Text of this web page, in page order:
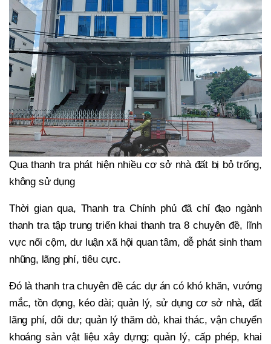
Qua thanh tra phát hiện nhiều cơ sở nhà đất bị bỏ trống,
không sử dụng
Thời gian qua, Thanh tra Chính phủ đã chỉ đạo ngành
thanh tra tập trung triển khai thanh tra 8 chuyên đề, lĩnh
vực nổi cộm, dư luận xã hội quan tâm, dễ phát sinh tham
nhũng, lãng phí, tiêu cực.
Đó là thanh tra chuyên đề các dự án có khó khăn, vướng
mắc, tồn đọng, kéo dài; quản lý, sử dụng cơ sở nhà, đất
lãng phí, dôi dư; quản lý thăm dò, khai thác, vận chuyển
khoáng sản vật liệu xây dựng; quản lý, cấp phép, khai